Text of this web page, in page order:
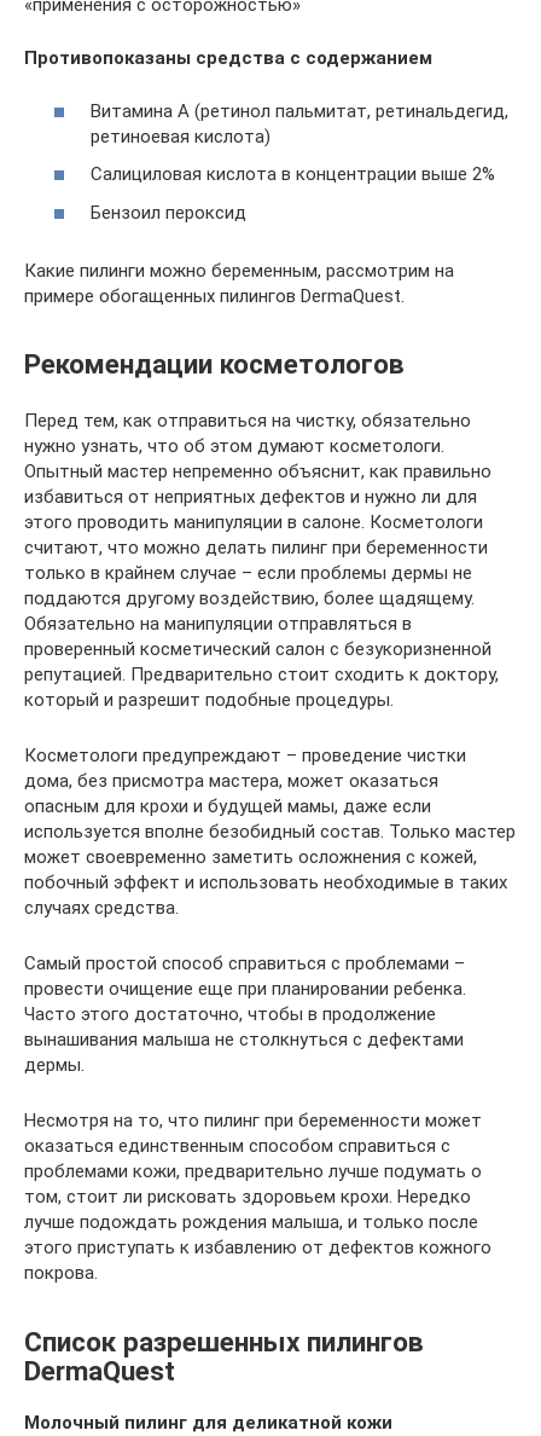
«применения с осторожностью»
Противопоказаны средства с содержанием
Витамина А (ретинол пальмитат, ретинальдегид,
ретиноевая кислота)
Салициловая кислота в концентрации выше 2%
Бензоил пероксид
Какие пилинги можно беременным, рассмотрим на
примере обогащенных пилингов DermaQuest.
Рекомендации косметологов
Перед тем, как отправиться на чистку, обязательно
нужно узнать, что об этом думают косметологи.
Опытный мастер непременно объяснит, как правильно
избавиться от неприятных дефектов и нужно ли для
этого проводить манипуляции в салоне. Косметологи
считают, что можно делать пилинг при беременности
только в крайнем случае – если проблемы дермы не
поддаются другому воздействию, более щадящему.
Обязательно на манипуляции отправляться в
проверенный косметический салон с безукоризненной
репутацией. Предварительно стоит сходить к доктору,
который и разрешит подобные процедуры.
Косметологи предупреждают – проведение чистки
дома, без присмотра мастера, может оказаться
опасным для крохи и будущей мамы, даже если
используется вполне безобидный состав. Только мастер
может своевременно заметить осложнения с кожей,
побочный эффект и использовать необходимые в таких
случаях средства.
Самый простой способ справиться с проблемами –
провести очищение еще при планировании ребенка.
Часто этого достаточно, чтобы в продолжение
вынашивания малыша не столкнуться с дефектами
дермы.
Несмотря на то, что пилинг при беременности может
оказаться единственным способом справиться с
проблемами кожи, предварительно лучше подумать о
том, стоит ли рисковать здоровьем крохи. Нередко
лучше подождать рождения малыша, и только после
этого приступать к избавлению от дефектов кожного
покрова.
Список разрешенных пилингов
DermaQuest
Молочный пилинг для деликатной кожи